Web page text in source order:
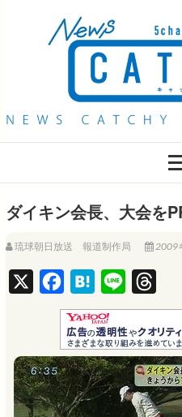
QAB NEWS
ダイキン会長、大会を
琉球朝日放送 報道制作局 2009
a
c
e
b
o
H
a
t
e
n
a
i
n
e
h
r
e
a
d